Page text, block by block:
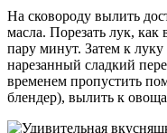
На сковороду вылить
масла. Порезать лук,
пару минут. Затем к
нарезанный сладкий
временем пропустить
блендер), вылить к